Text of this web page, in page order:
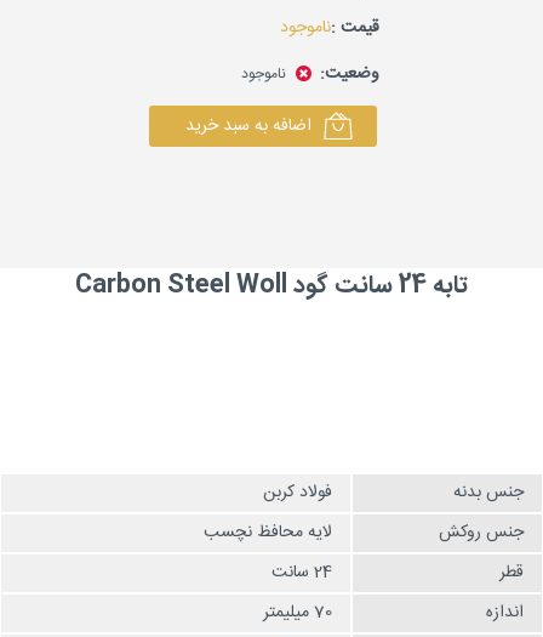
قیمت :ناموجود
وضعیت:
ناموجود
اضافه به سبد خرید
تابه 24 سانت گود Carbon Steel Woll
جنس بدنه
فولاد کربن
جنس روکش
لایه محافظ نچسب
قطر
24 سانت
اندازه
70 میلیمتر